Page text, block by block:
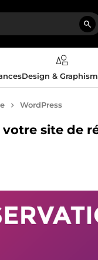
Design &
WordPress
site de